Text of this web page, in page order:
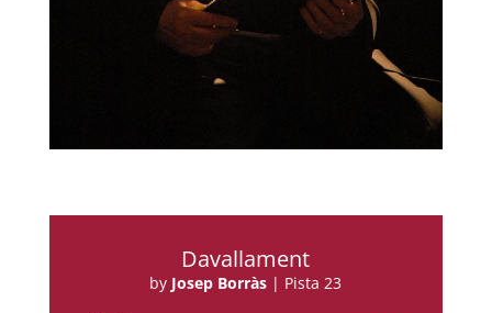
Davallament
by Josep Borràs | Pista 23